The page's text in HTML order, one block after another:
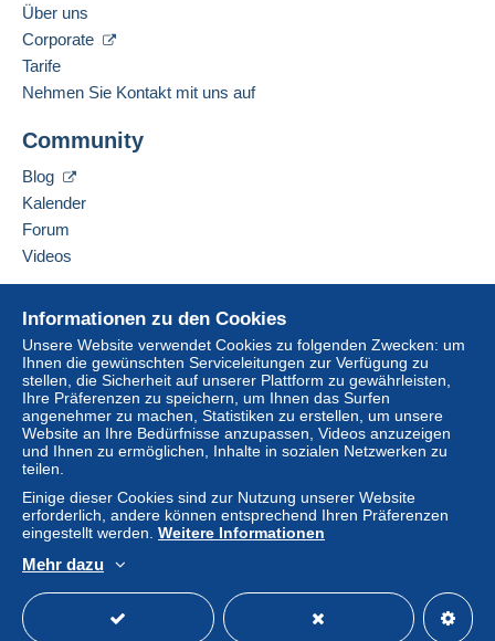
Informationen zu den Cookies
Unsere Website verwendet Cookies zu folgenden Zwecken: um
Ihnen die gewünschten Serviceleitungen zur Verfügung zu
stellen, die Sicherheit auf unserer Plattform zu gewährleisten,
Ihre Präferenzen zu speichern, um Ihnen das Surfen
angenehmer zu machen, Statistiken zu erstellen, um unsere
Website an Ihre Bedürfnisse anzupassen, Videos anzuzeigen
und Ihnen zu ermöglichen, Inhalte in sozialen Netzwerken zu
teilen.
Einige dieser Cookies sind zur Nutzung unserer Website
erforderlich, andere können entsprechend Ihren Präferenzen
eingestellt werden. Weitere Informationen
Mehr dazu
Über uns
Corporate
Tarife
Nehmen Sie Kontakt mit uns auf
Community
Blog
Kalender
Forum
Videos
Online-Hilfe
Auf Delcampe kaufen
Auf Delcampe verkaufen
Eine sichere Website